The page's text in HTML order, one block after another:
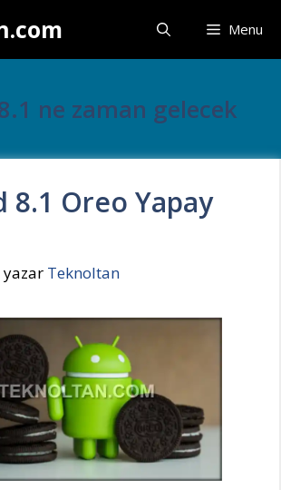
Menu
ne zaman gelecek
8.1 Oreo Yapay
yazar Teknoltan